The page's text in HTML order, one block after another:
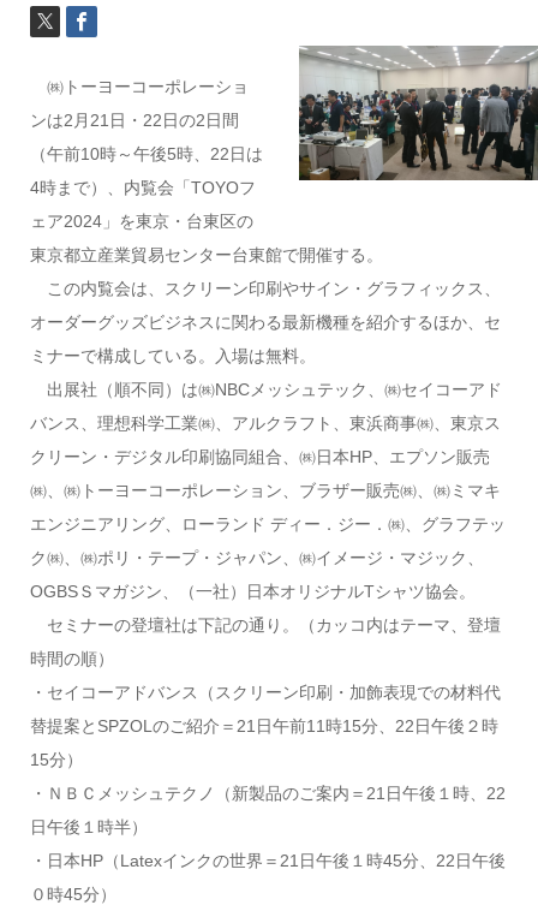
㈱トーヨーコーポレーショ
ンは2月21日・22日の2日間
（午前10時～午後5時、22日は
4時まで）、内覧会「TOYOフ
ェア2024」を東京・台東区の
東京都立産業貿易センター台東館で開催する。
この内覧会は、スクリーン印刷やサイン・グラフィックス、
オーダーグッズビジネスに関わる最新機種を紹介するほか、セ
ミナーで構成している。入場は無料。
出展社（順不同）は㈱NBCメッシュテック、㈱セイコーアド
バンス、理想科学工業㈱、アルクラフト、東浜商事㈱、東京ス
クリーン・デジタル印刷協同組合、㈱日本HP、エプソン販売
㈱、㈱トーヨーコーポレーション、ブラザー販売㈱、㈱ミマキ
エンジニアリング、ローランド ディー．ジー．㈱、グラフテッ
ク㈱、㈱ポリ・テープ・ジャパン、㈱イメージ・マジック、
OGBSＳマガジン、（一社）日本オリジナルTシャツ協会。
セミナーの登壇社は下記の通り。（カッコ内はテーマ、登壇
時間の順）
・セイコーアドバンス（スクリーン印刷・加飾表現での材料代
替提案とSPZOLのご紹介＝21日午前11時15分、22日午後２時
15分）
・ＮＢＣメッシュテクノ（新製品のご案内＝21日午後１時、22
日午後１時半）
・日本HP（Latexインクの世界＝21日午後１時45分、22日午後
０時45分）